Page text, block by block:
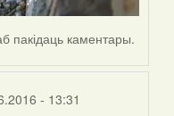
пакідаць каментары.
- 13:31